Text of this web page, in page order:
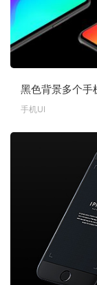
黑色背景多个手
手机UI